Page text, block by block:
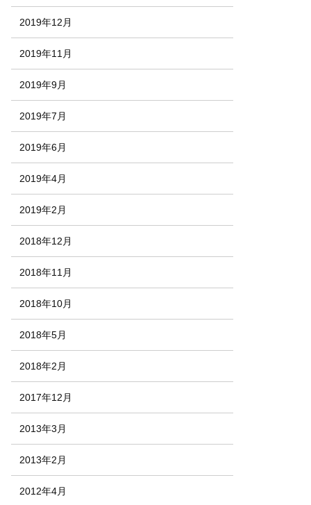
2019年12月
2019年11月
2019年9月
2019年7月
2019年6月
2019年4月
2019年2月
2018年12月
2018年11月
2018年10月
2018年5月
2018年2月
2017年12月
2013年3月
2013年2月
2012年4月